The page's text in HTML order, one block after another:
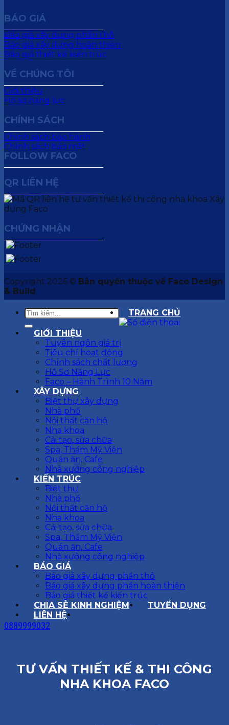
BÁO GIÁ
Báo giá xây dựng phần thô
Báo giá xây dựng hoàn thiện
Báo giá thiết kế kiến trúc
VỀ CHÚNG TÔI
Giới thiệu
Hồ sơ năng lực
CHÍNH SÁCH
Chính sách bảo hành
Chính sách bảo mật
FOLLOW FACO
QR LIÊN HỆ
CHỨNG NHẬN
Copyright 2026 © Bản quyền thuộc về Faco Design
& Build
TRANG CHỦ
GIỚI THIỆU
Tuyên ngôn giá trị
Tiêu chí hoạt động
Chính sách chất lượng
Hồ Sơ Năng Lực
Faco – Hành Trình 10 Năm
XÂY DỰNG
Biệt thự xây dựng
Nhà phố
Nội thất căn hộ
Nha khoa
Cải tạo, sửa chữa
Spa, Thẩm Mỹ Viện
Quán ăn, Cafe
Nhà xưởng công nghiệp
KIẾN TRÚC
Biệt thự
Nhà phố
Nội thất căn hộ
Nha khoa
Cải tạo, sửa chữa
Spa, Thẩm Mỹ Viện
Quán ăn, Cafe
Nhà xưởng công nghiệp
BÁO GIÁ
Báo giá xây dựng phần thô
Báo giá xây dựng phần hoàn thiện
Báo giá thiết kế kiến trúc
CHIA SẺ KINH NGHIỆM
TUYỂN DỤNG
LIÊN HỆ
0889999032
TƯ VẤN THIẾT KẾ & THI CÔNG
NHA KHOA FACO